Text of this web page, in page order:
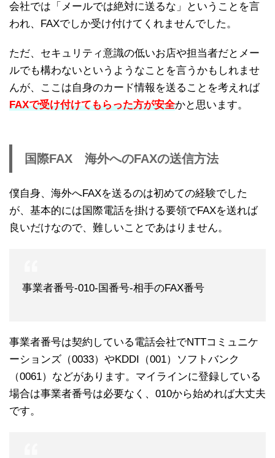
会社では「メールでは絶対に送るな」ということを言
われ、FAXでしか受け付けてくれませんでした。
ただ、セキュリティ意識の低いお店や担当者だとメー
ルでも構わないというようなことを言うかもしれませ
んが、ここは自身のカード情報を送ることを考えれば
FAXで受け付けてもらった方が安全かと思います。
国際FAX 海外へのFAXの送信方法
僕自身、海外へFAXを送るのは初めての経験でした
が、基本的には国際電話を掛ける要領でFAXを送れば
良いだけなので、難しいことであはりません。
事業者番号-010-国番号-相手のFAX番号
事業者番号は契約している電話会社でNTTコミュニケ
ーションズ（0033）やKDDI（001）ソフトバンク
（0061）などがあります。マイラインに登録している
場合は事業者番号は必要なく、010から始めれば大丈夫
です。